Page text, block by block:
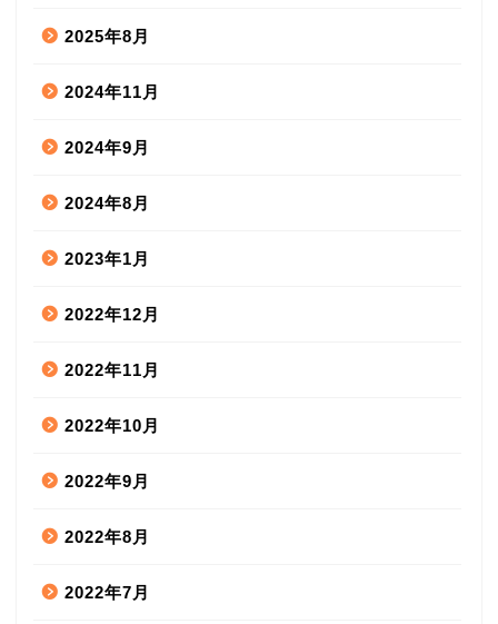
2025年8月
2024年11月
2024年9月
2024年8月
2023年1月
2022年12月
2022年11月
2022年10月
2022年9月
2022年8月
2022年7月